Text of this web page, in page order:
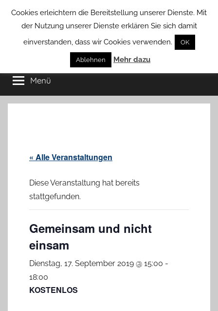
Borstel
von
Groß
Borstel
Menü
« Alle Veranstaltungen
Diese Veranstaltung hat bereits
stattgefunden.
Gemeinsam und nicht
einsam
Dienstag, 17. September 2019 @ 15:00 -
18:00
KOSTENLOS
Cookies erleichtern die Bereitstellung unserer Dienste. Mit
der Nutzung unserer Dienste erklären Sie sich damit
einverstanden, dass wir Cookies verwenden.
OK
Ablehnen Mehr dazu